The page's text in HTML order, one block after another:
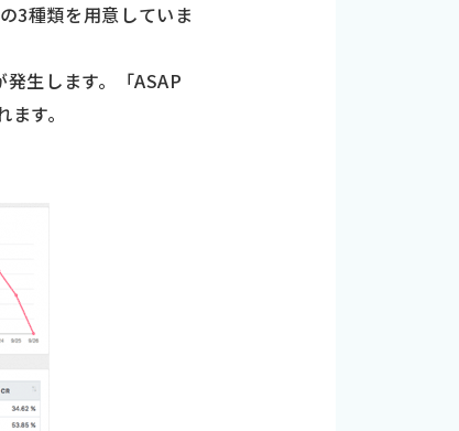
3種類を用意していま
生します。「ASAP
す。